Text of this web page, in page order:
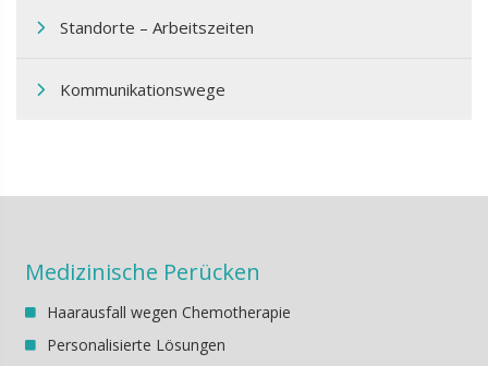
Standorte – Arbeitszeiten
Kommunikationswege
Medizinische Perücken
Haarausfall wegen Chemotherapie
Personalisierte Lösungen